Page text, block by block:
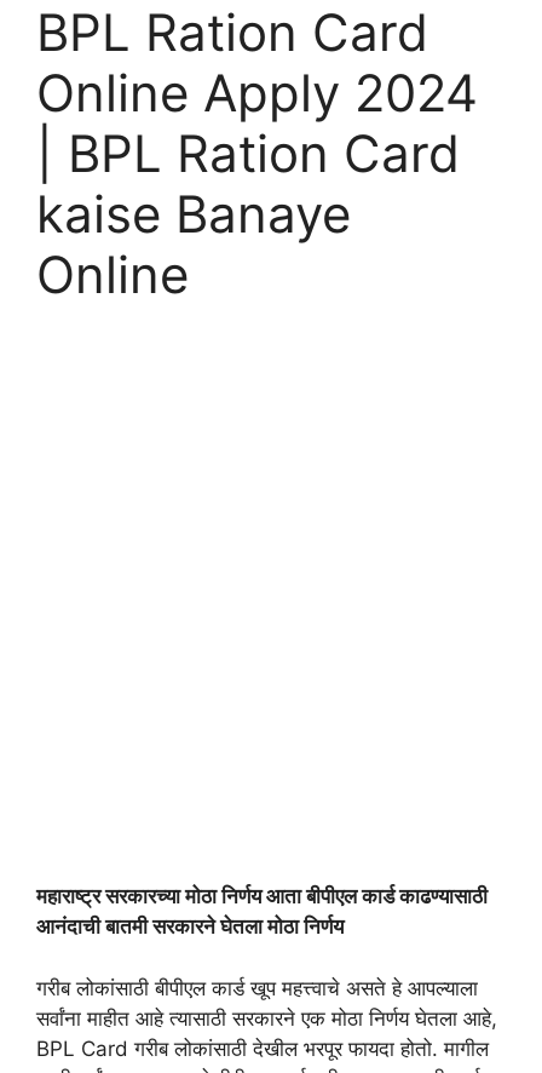
BPL Ration Card
Online Apply 2024
| BPL Ration Card
kaise Banaye
Online
महाराष्ट्र सरकारच्या मोठा निर्णय आता बीपीएल कार्ड काढण्यासाठी
आनंदाची बातमी सरकारने घेतला मोठा निर्णय
गरीब लोकांसाठी बीपीएल कार्ड खूप महत्त्वाचे असते हे आपल्याला
सर्वांना माहीत आहे त्यासाठी सरकारने एक मोठा निर्णय घेतला आहे,
BPL Card गरीब लोकांसाठी देखील भरपूर फायदा होतो. मागील